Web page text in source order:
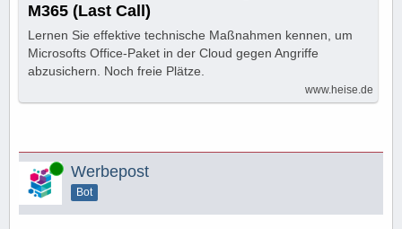
M365 (Last Call)
Lernen Sie effektive technische Maßnahmen kennen, um
Microsofts Office-Paket in der Cloud gegen Angriffe
abzusichern. Noch freie Plätze.
www.heise.de
Online Werbepost
Bot